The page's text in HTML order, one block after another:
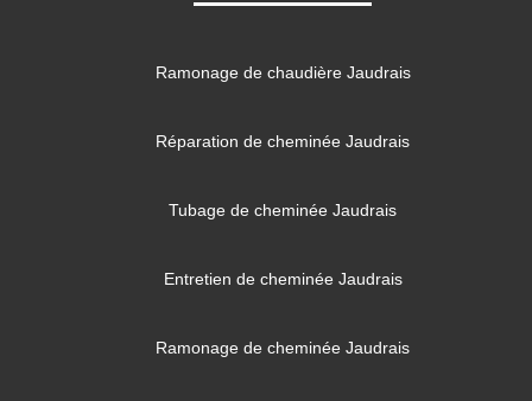
Ramonage de chaudière Jaudrais
Réparation de cheminée Jaudrais
Tubage de cheminée Jaudrais
Entretien de cheminée Jaudrais
Ramonage de cheminée Jaudrais